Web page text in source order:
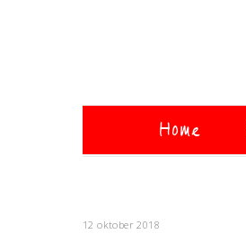
Home
12 oktober 2018